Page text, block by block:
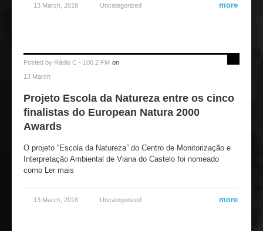
13 March, 2018 Uncategorized more
Posted by Rádio C - 106.2 FM on
13 March
Projeto Escola da Natureza entre os cinco
finalistas do European Natura 2000
Awards
O projeto “Escola da Natureza” do Centro de Monitorização e
Interpretação Ambiental de Viana do Castelo foi nomeado
como Ler mais
13 March, 2018 Uncategorized more